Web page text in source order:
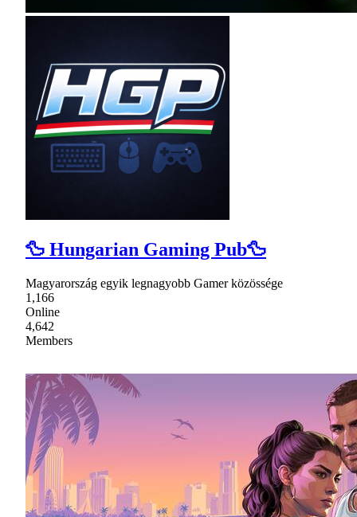
🦆 Hungarian Gaming Pub🦆
Magyarország egyik legnagyobb Gamer közössége
1,166
Online
4,642
Members